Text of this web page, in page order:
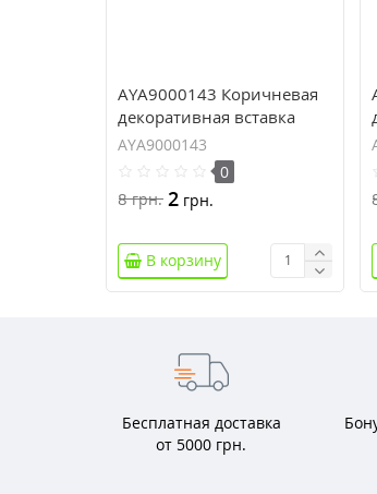
AYA9000143 Коричневая
декоративная вставка
серия Anya
AYA9000143
0
8грн. 2 грн.
В корзину
Бесплатная доставка
от 5000 грн.